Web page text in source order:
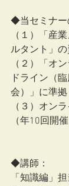
◆当セミナー
（１）「産
ルタント」の
（２）「オ
ドライン（
会）」に準拠
（３）オン
（年10回開
◆講師：
「知識編」